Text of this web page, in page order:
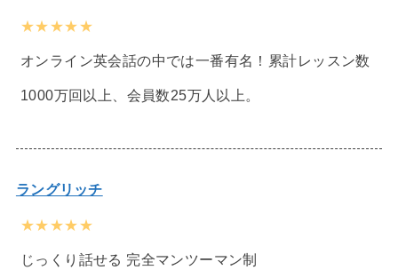
★★★★★
オンライン英会話の中では一番有名！累計レッスン数
1000万回以上、会員数25万人以上。
ラングリッチ
★★★★★
じっくり話せる 完全マンツーマン制